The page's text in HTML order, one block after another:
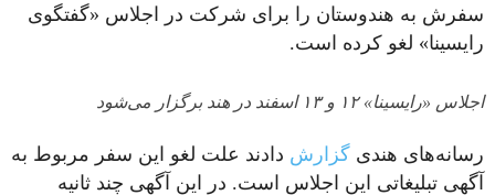
سفرش به هندوستان را برای شرکت در اجلاس «گفتگوی
رایسینا» لغو کرده است.
اجلاس «رایسینا» ۱۲ و ۱۳ اسفند در هند برگزار می‌شود
رسانه‌های هندی گزارش دادند علت لغو این سفر مربوط به
آگهی تبلیغاتی این اجلاس است. در این آگهی چند ثانیه